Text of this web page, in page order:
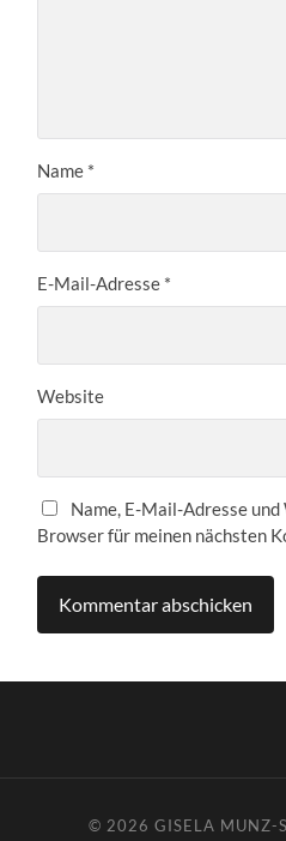
Name *
E-Mail-Adresse *
Website
Name, E-Mail-Adresse
Browser für meinen nächsten
© 2026 GISELA MUNZ-